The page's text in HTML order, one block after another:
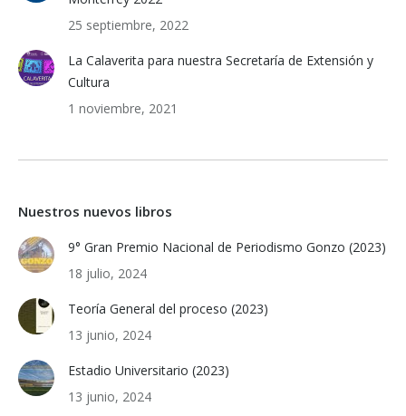
25 septiembre, 2022
La Calaverita para nuestra Secretaría de Extensión y
Cultura
1 noviembre, 2021
Nuestros nuevos libros
9° Gran Premio Nacional de Periodismo Gonzo (2023)
18 julio, 2024
Teoría General del proceso (2023)
13 junio, 2024
Estadio Universitario (2023)
13 junio, 2024